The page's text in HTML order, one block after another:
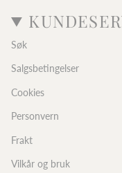
Søk
Salgsbetingelser
Cookies
Personvern
Frakt
Vilkår og bruk